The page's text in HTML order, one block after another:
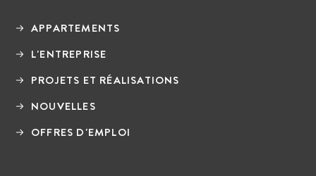
APPARTEMENTS
L'ENTREPRISE
PROJETS ET RÉALISATIONS
NOUVELLES
OFFRES D'EMPLOI